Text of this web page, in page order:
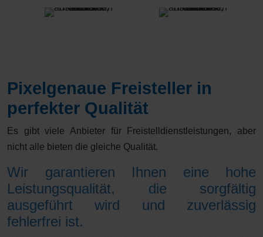
Pixelgenaue Freisteller in
perfekter Qualität
Es gibt viele Anbieter für Freistelldienstleistungen, aber
nicht alle bieten die gleiche Qualität.
Wir garantieren Ihnen eine hohe
Leistungsqualität, die sorgfältig
ausgeführt wird und zuverlässig
fehlerfrei ist.